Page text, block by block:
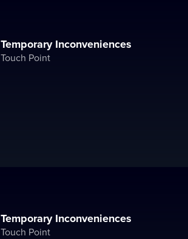
Temporary Inconveniences
Touch Point
Temporary Inconveniences
Touch Point